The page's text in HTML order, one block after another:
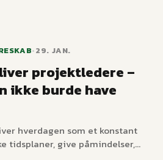
mistet struktur og
•29. JAN.
projektledere –
ikke burde have
hverdagen som et konstant
tidsplaner, give påmindelser,